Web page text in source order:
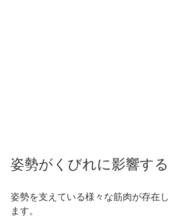
姿勢がくびれに影響する
姿勢を支えている様々な筋肉が存在し
ます。